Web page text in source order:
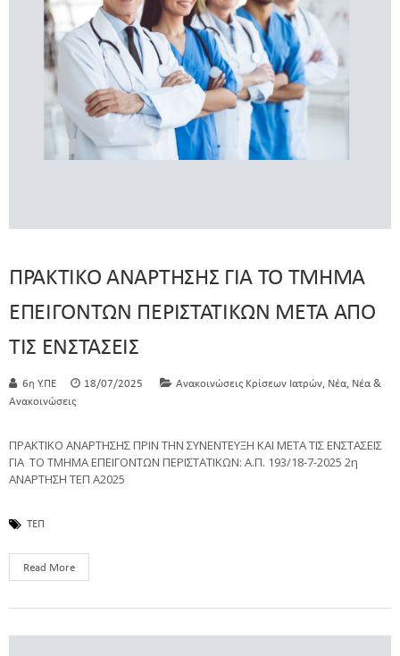
ΠΡΑΚΤΙΚΟ ΑΝΑΡΤΗΣΗΣ ΓΙΑ ΤΟ ΤΜΗΜΑ
ΕΠΕΙΓΟΝΤΩΝ ΠΕΡΙΣΤΑΤΙΚΩΝ ΜΕΤΑ ΑΠΟ
ΤΙΣ ΕΝΣΤΑΣΕΙΣ
6η Υ.ΠΕ 18/07/2025 Ανακοινώσεις Κρίσεων Ιατρών, Νέα, Νέα &
Ανακοινώσεις
ΠΡΑΚΤΙΚΟ ΑΝΑΡΤΗΣΗΣ ΠΡΙΝ ΤΗΝ ΣΥΝΕΝΤΕΥΞΗ ΚΑΙ ΜΕΤΑ ΤΙΣ ΕΝΣΤΑΣΕΙΣ
ΓΙΑ ΤΟ ΤΜΗΜΑ ΕΠΕΙΓΟΝΤΩΝ ΠΕΡΙΣΤΑΤΙΚΩΝ: Α.Π. 193/18-7-2025 2η
ΑΝΑΡΤΗΣΗ ΤΕΠ Α2025
ΤΕΠ
Read More